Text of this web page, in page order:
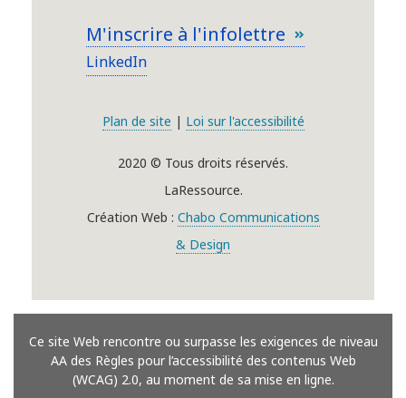
M'inscrire à l'infolettre
LinkedIn
Plan de site | Loi sur l'accessibilité
2020 © Tous droits réservés.
LaRessource.
Création Web : Chabo Communications
& Design
Ce site Web rencontre ou surpasse les exigences de niveau
AA des Règles pour l’accessibilité des contenus Web
(WCAG) 2.0, au moment de sa mise en ligne.